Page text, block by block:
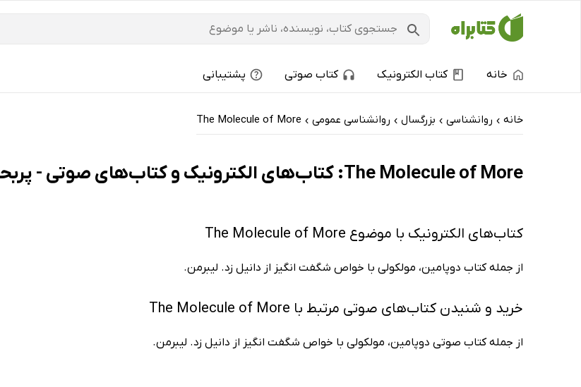
خانه کتاب الکترونیک کتاب صوتی پشتیبانی
خانه › روانشناسی › بزرگسال › روانشناسی عمومی ›
The Molecule of More
The Molecule of More: کتاب‌های الکترونیک و کتاب‌های صوتی - پربحث‌ها
کتاب‌های الکترونیک با موضوع The Molecule of More
از جمله کتاب دوپامین، مولکولی با خواص شگفت‌ انگیز از دانیل زد. لیبرمن.
خرید و شنیدن کتاب‌های صوتی مرتبط با The Molecule of More
از جمله کتاب صوتی دوپامین، مولکولی با خواص شگفت انگیز از دانیل زد. لیبرمن.